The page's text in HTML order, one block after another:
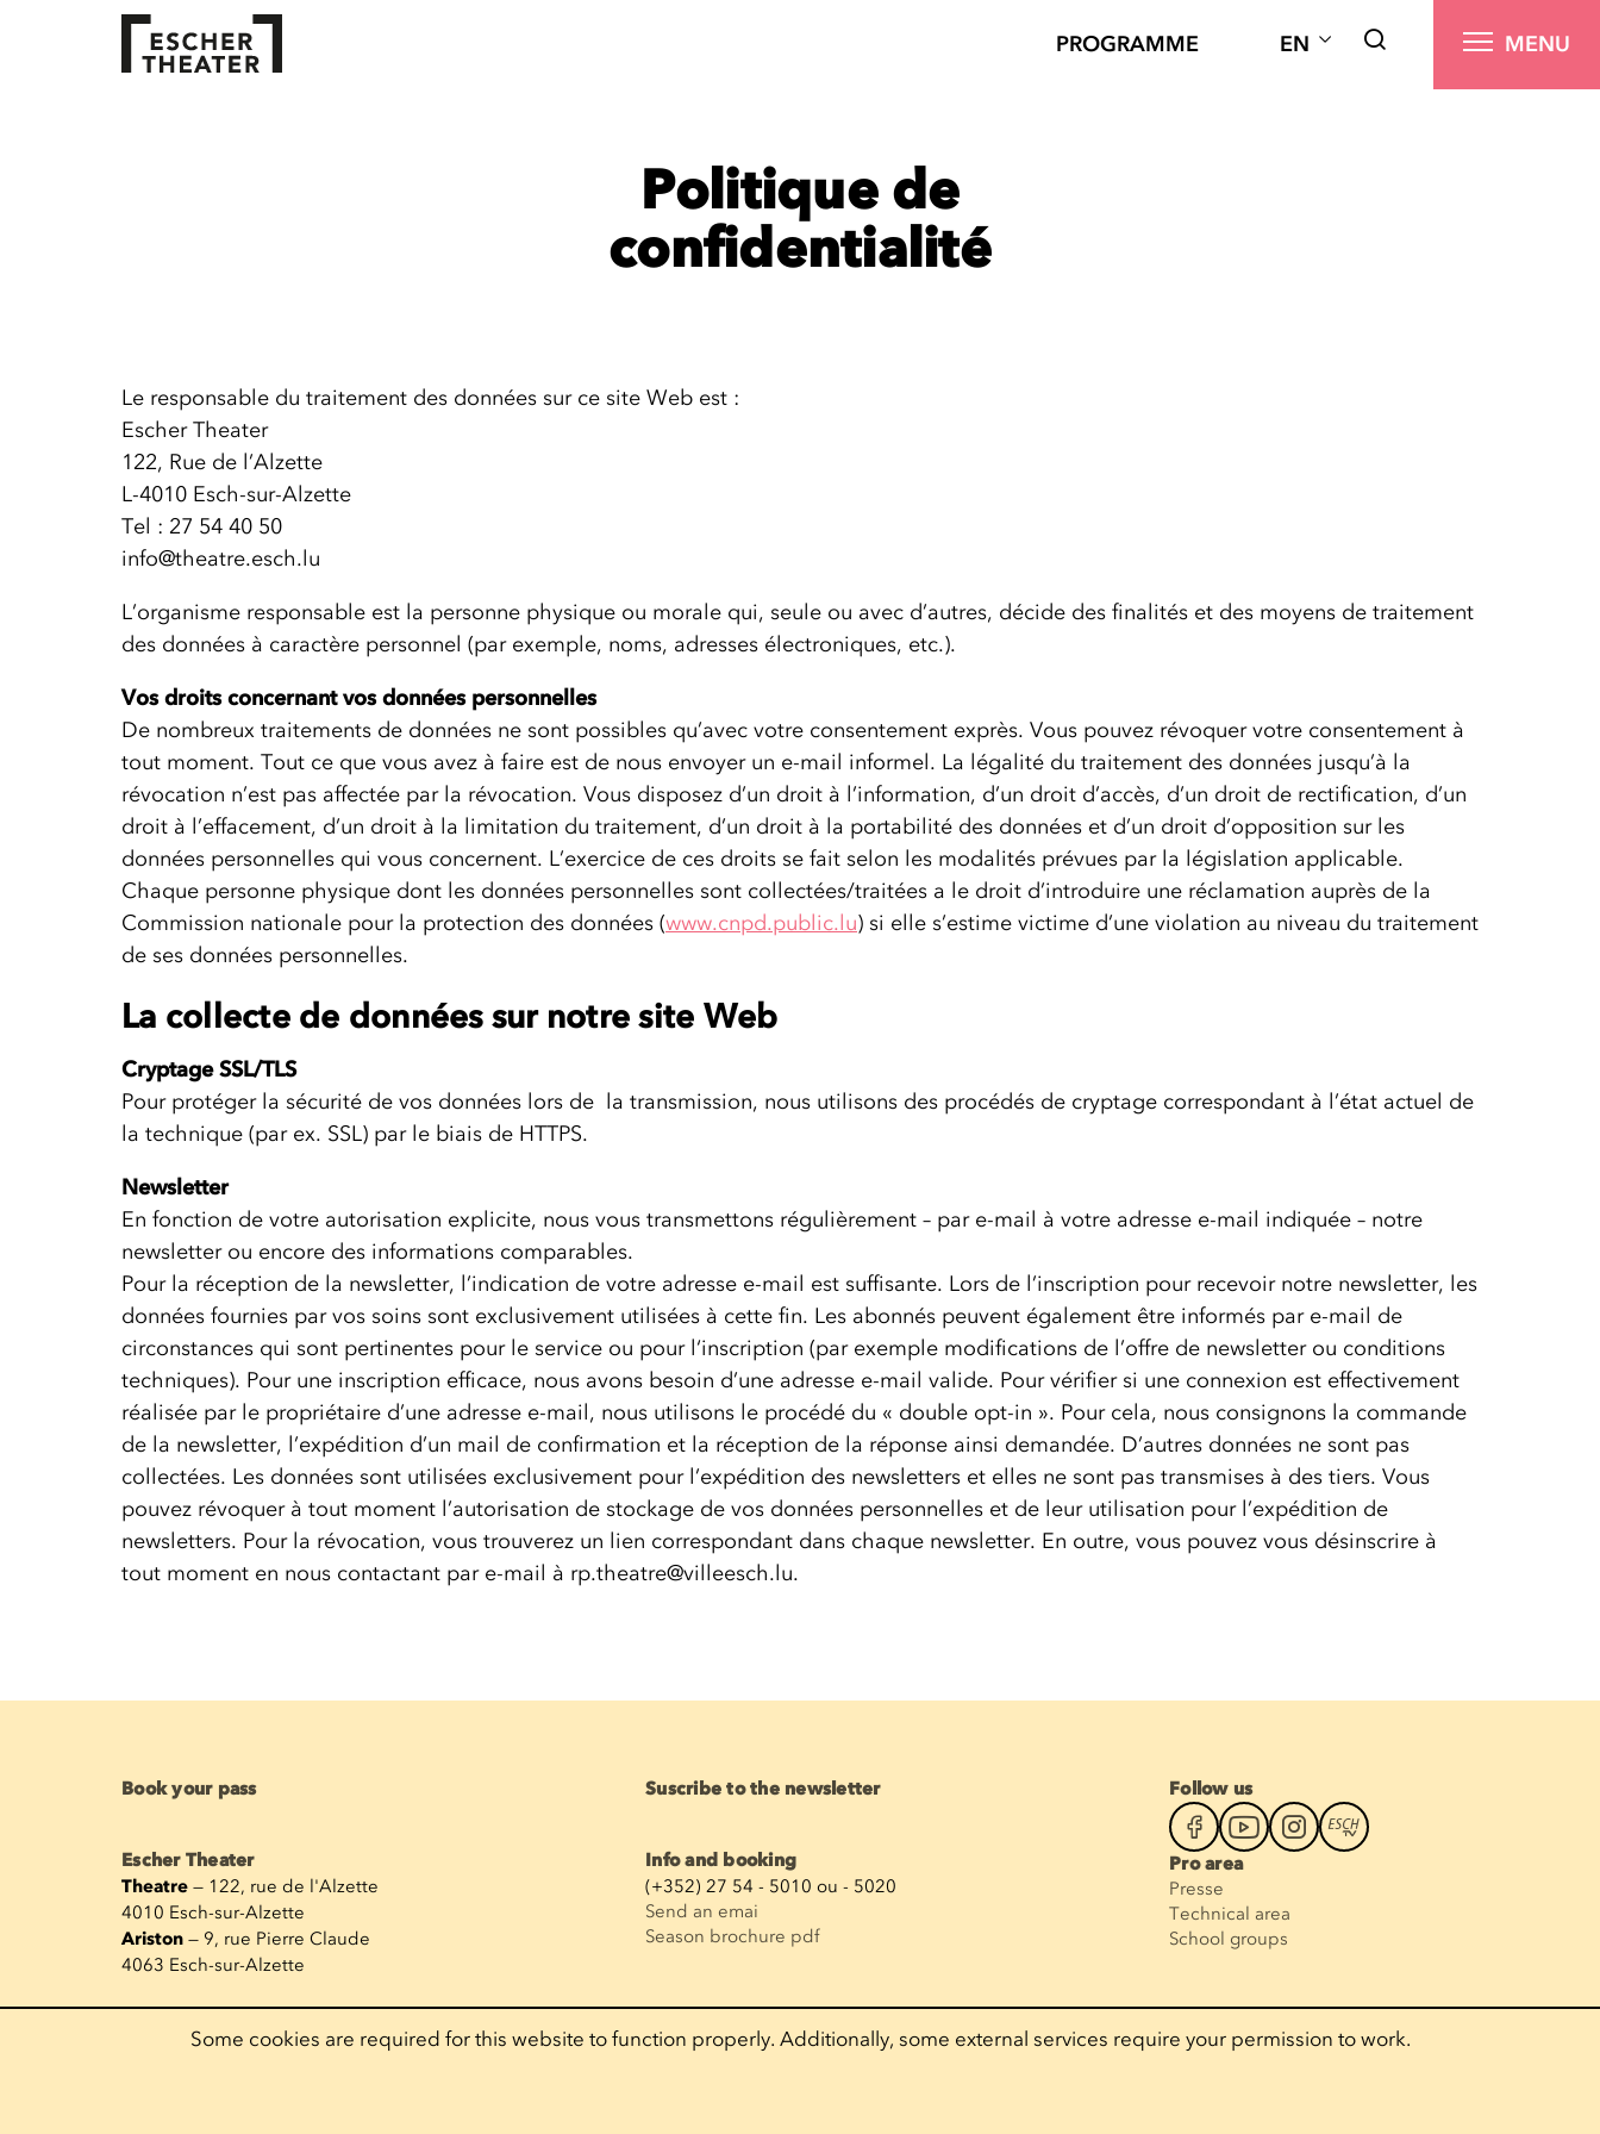
PROGRAMME EN MENU
Politique de
confidentialité
Le responsable du traitement des données sur ce site Web est :
Escher Theater
122, Rue de l’Alzette
L-4010 Esch-sur-Alzette
Tel : 27 54 40 50
info@theatre.esch.lu
L’organisme responsable est la personne physique ou morale qui, seule ou avec d’autres, décide des finalités et des moyens de traitement
des données à caractère personnel (par exemple, noms, adresses électroniques, etc.).
Vos droits concernant vos données personnelles
De nombreux traitements de données ne sont possibles qu’avec votre consentement exprès. Vous pouvez révoquer votre consentement à
tout moment. Tout ce que vous avez à faire est de nous envoyer un e-mail informel. La légalité du traitement des données jusqu’à la
révocation n’est pas affectée par la révocation. Vous disposez d’un droit à l’information, d’un droit d’accès, d’un droit de rectification, d’un
droit à l’effacement, d’un droit à la limitation du traitement, d’un droit à la portabilité des données et d’un droit d’opposition sur les
données personnelles qui vous concernent. L’exercice de ces droits se fait selon les modalités prévues par la législation applicable.
Chaque personne physique dont les données personnelles sont collectées/traitées a le droit d’introduire une réclamation auprès de la
Commission nationale pour la protection des données (www.cnpd.public.lu) si elle s’estime victime d’une violation au niveau du traitement
de ses données personnelles.
La collecte de données sur notre site Web
Cryptage SSL/TLS
Pour protéger la sécurité de vos données lors de la transmission, nous utilisons des procédés de cryptage correspondant à l’état actuel de
la technique (par ex. SSL) par le biais de HTTPS.
Newsletter
En fonction de votre autorisation explicite, nous vous transmettons régulièrement – par e-mail à votre adresse e-mail indiquée – notre
newsletter ou encore des informations comparables.
Pour la réception de la newsletter, l’indication de votre adresse e-mail est suffisante. Lors de l’inscription pour recevoir notre newsletter, les
données fournies par vos soins sont exclusivement utilisées à cette fin. Les abonnés peuvent également être informés par e-mail de
circonstances qui sont pertinentes pour le service ou pour l‘inscription (par exemple modifications de l’offre de newsletter ou conditions
techniques). Pour une inscription efficace, nous avons besoin d’une adresse e-mail valide. Pour vérifier si une connexion est effectivement
réalisée par le propriétaire d’une adresse e-mail, nous utilisons le procédé du « double opt-in ». Pour cela, nous consignons la commande
de la newsletter, l’expédition d’un mail de confirmation et la réception de la réponse ainsi demandée. D’autres données ne sont pas
collectées. Les données sont utilisées exclusivement pour l’expédition des newsletters et elles ne sont pas transmises à des tiers. Vous
pouvez révoquer à tout moment l’autorisation de stockage de vos données personnelles et de leur utilisation pour l’expédition de
newsletters. Pour la révocation, vous trouverez un lien correspondant dans chaque newsletter. En outre, vous pouvez vous désinscrire à
tout moment en nous contactant par e-mail à rp.theatre@villeesch.lu.
Book your pass
Escher Theater
Theatre — 122, rue de l'Alzette
4010 Esch-sur-Alzette
Ariston — 9, rue Pierre Claude
4063 Esch-sur-Alzette
Suscribe to the newsletter
Info and booking
(+352) 27 54 - 5010 ou - 5020
Send an emai
Season brochure pdf
Follow us
Pro area
Presse
Technical area
School groups
Some cookies are required for this website to function properly. Additionally, some external services require your permission to work.